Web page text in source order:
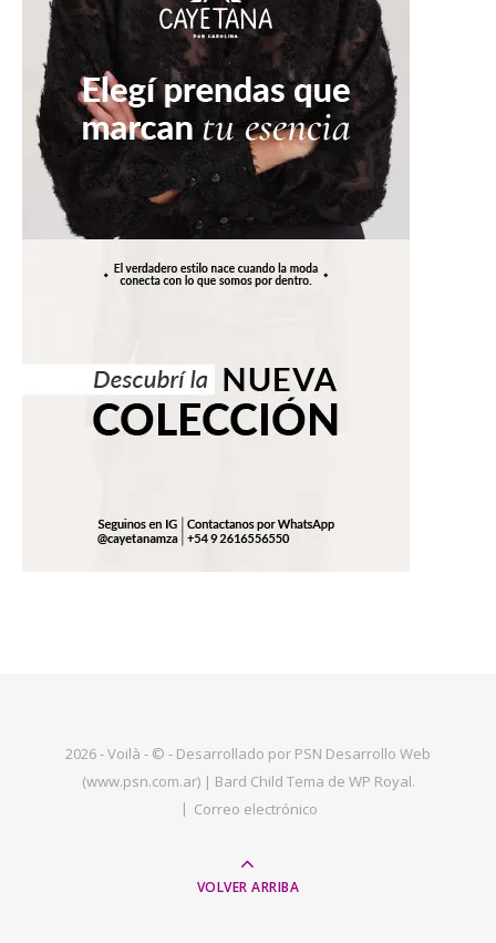
2026 - Voilà - © - Desarrollado por PSN Desarrollo Web
(www.psn.com.ar) | Bard Child Tema de WP Royal.
Correo electrónico
VOLVER ARRIBA